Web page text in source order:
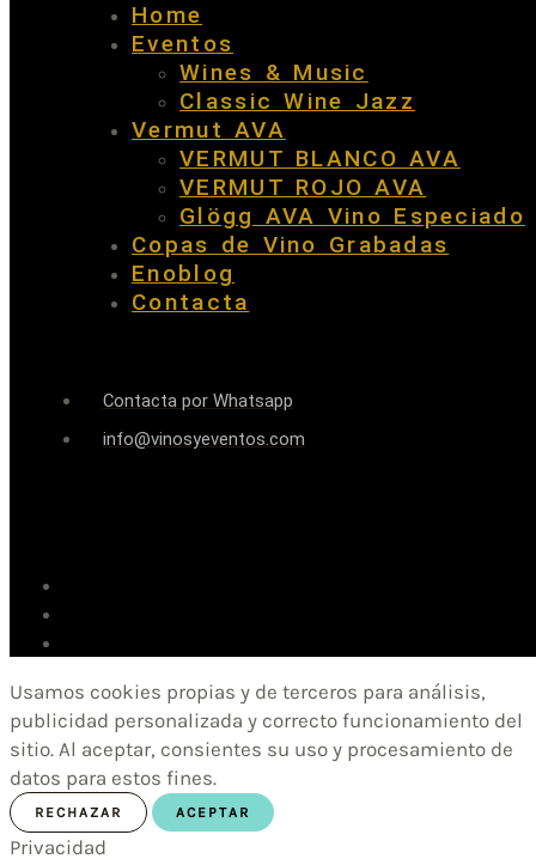
Home
Eventos
Wines & Music
Classic Wine Jazz
Vermut AVA
VERMUT BLANCO AVA
VERMUT ROJO AVA
Glögg AVA Vino Especiado
Copas de Vino Grabadas
Enoblog
Contacta
Contacta por Whatsapp
info@vinosyeventos.com
Usamos cookies propias y de terceros para análisis,
publicidad personalizada y correcto funcionamiento del
sitio. Al aceptar, consientes su uso y procesamiento de
datos para estos fines.
RECHAZAR ACEPTAR
Privacidad